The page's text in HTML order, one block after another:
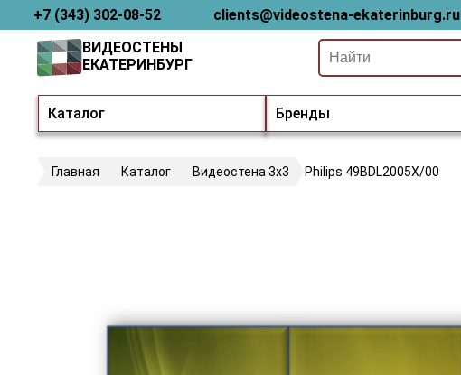
+7 (343) 302-08-52 clients@videostena-ekaterinburg.ru
Каталог Бренды
ВИДЕОСТЕНЫ
ЕКАТЕРИНБУРГ
Главная Каталог Видеостена 3х3 Philips 49BDL2005X/00